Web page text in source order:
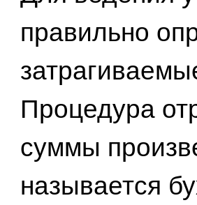
правильно
Процедура
суммы
называется